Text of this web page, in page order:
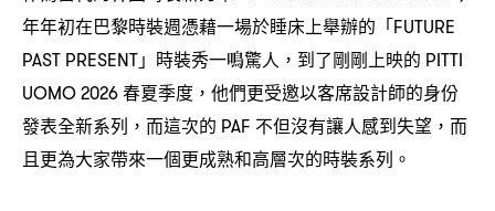
年年初在巴黎時裝週憑藉一場於睡床上舉辦的「FUTURE
PAST PRESENT」時裝秀一鳴驚人 ， 到了剛剛上映的 PITTI
UOMO 2026春夏季度 ， 他們更受邀以客席設計師的身份
發表全新系列 ， 而這次的 PAF 不但沒有讓人感到失望 ， 而
且更為大家帶來一個更成熟和高層次的時裝系列。